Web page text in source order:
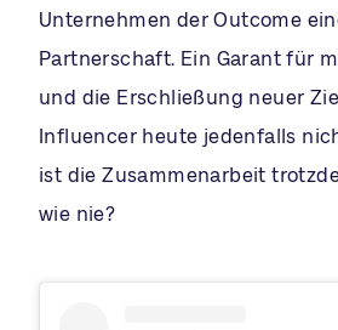
Unternehmen der Outcome
Partnerschaft. Ein Garant für
und die Erschließung neuer
Influencer heute jedenfalls
ist die Zusammenarbeit
wie nie?